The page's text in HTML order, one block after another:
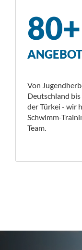
80+
Von
Deutschland
der Türkei - wir
Schwimm-
Team.